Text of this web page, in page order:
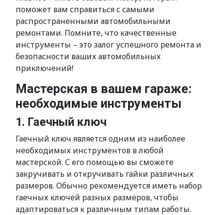
поможет вам справиться с самыми
распространенными автомобильными
ремонтами. Помните, что качественные
инструменты – это залог успешного ремонта и
безопасности ваших автомобильных
приключений!
Мастерская в вашем гараже:
необходимые инструменты
1. Гаечный ключ
Гаечный ключ является одним из наиболее
необходимых инструментов в любой
мастерской. С его помощью вы сможете
закручивать и откручивать гайки различных
размеров. Обычно рекомендуется иметь набор
гаечных ключей разных размеров, чтобы
адаптироваться к различным типам работы.